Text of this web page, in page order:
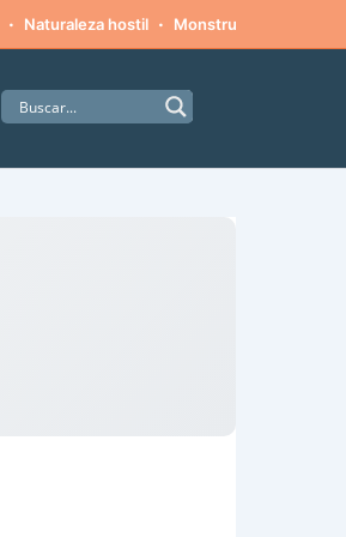
· Naturaleza hostil · Monstruos